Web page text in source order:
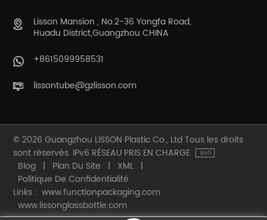
Lisson Mansion , No.2-36 Yongfa Road,
Huadu District,Guangzhou CHINA
+8615099958531
lissontube@gzlisson.com
© 2026 Guangzhou LISSON Plastic Co., Ltd Tous les droits
sont réservés. IPv6 RÉSEAU PRIS EN CHARGE
Blog | Plan Du Site | XML |
Politique De Confidentialité
Links : www.functionpackaging.com
www.lissonglassbottle.com